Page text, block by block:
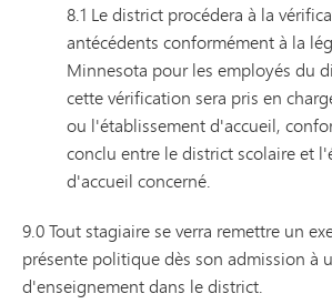
8.1 Le district procédera à la
antécédents conformément à la
Minnesota pour les employés du
cette vérification sera pris en
ou l'établissement d'accueil,
conclu entre le district scolaire et
d'accueil concerné.
9.0 Tout stagiaire se verra remettre un
présente politique dès son admission à
d'enseignement dans le district.